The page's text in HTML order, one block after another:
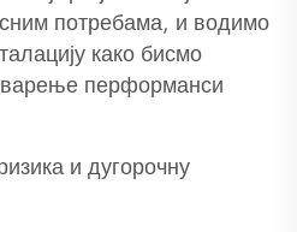
потребама, и водимо
како бисмо
перформанси
и дугорочну